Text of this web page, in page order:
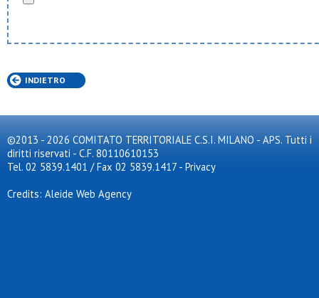
INDIETRO
©2013 - 2026 COMITATO TERRITORIALE C.S.I. MILANO - APS. Tutti i
diritti riservati - C.F. 80110610153
Tel. 02 5839.1401 / Fax 02 5839.1417 - Privacy
Credits: Aleide Web Agency